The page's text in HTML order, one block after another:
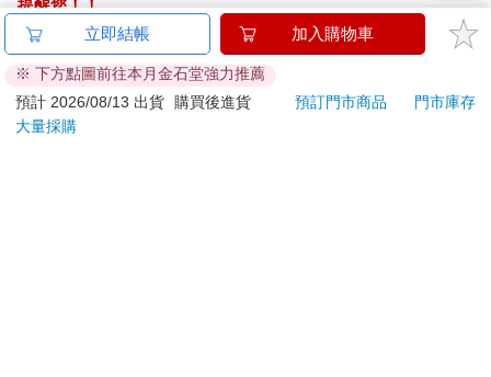
望，以最時髦最謙和的方式捏起鹽巴。因為一家體面的咖啡館意
味著下列的特質：同伴情誼、口腹的滿足，以及某種程度的熱鬧
歡樂及舉止優雅。那天晚上在愛蜜莉亞小姐的店裡並沒有人把這
了咖啡館他們才知道。
提醒您！！
金石堂及銀行均不會請您操作ATM! 如接獲電話要求您前往
ATM提款機，請不要聽從指示，以免受騙上當！
退換貨須知：
**提醒您，鑑賞期不等於試用期，退回商品須為全新狀態**
立即結帳 加入購物車
※ 下方點圖前往本月金石堂強力推薦
預計 2026/08/13 出貨
購買後進貨 預訂門市商品
門市庫存
大量採購